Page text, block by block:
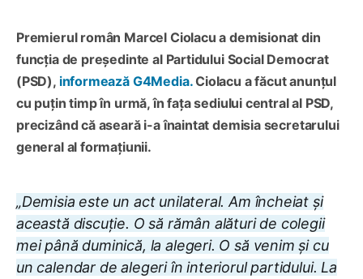
Premierul român Marcel Ciolacu a demisionat din
funcția de președinte al Partidului Social Democrat
(PSD), informează G4Media.Ciolacu a făcut anunțul
cu puțin timp în urmă, în fața sediului central al PSD,
precizând că aseară i-a înaintat demisia secretarului
general al formațiunii.
„Demisia este un act unilateral. Am încheiat și
această discuție. O să rămân alături de colegii
mei până duminică, la alegeri. O să venim și cu
un calendar de alegeri în interiorul partidului. La